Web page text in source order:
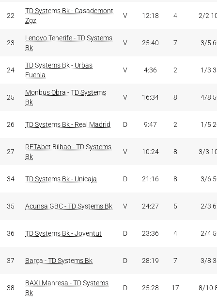
22
TD Systems Bk - Casademont
Zgz
V 12:18 4 2/2
23
Lenovo Tenerife - TD Systems
Bk
V 25:40 7 3/5
24
TD Systems Bk - Urbas
Fuenla
V 4:36 2 1/3
25
Monbus Obra - TD Systems
Bk
V 16:34 8 4/8
26 TD Systems Bk - Real Madrid D 9:47 2 1/5
27
RETAbet Bilbao - TD Systems
Bk
V 10:24 8 3/3
34 TD Systems Bk - Unicaja D 21:16 8 3/6
35 Acunsa GBC - TD Systems Bk V 24:27 5 2/3
36 TD Systems Bk - Joventut D 23:36 4 2/4
37 Barça - TD Systems Bk D 28:19 7 3/8
38
BAXI Manresa - TD Systems
Bk
D 25:28 17 8/10